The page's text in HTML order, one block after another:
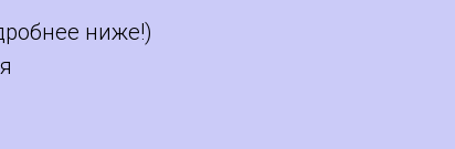
ниже!)